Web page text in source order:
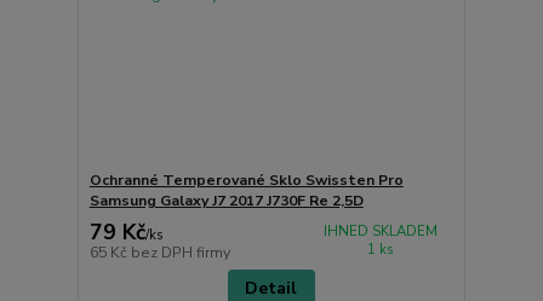
Ochranné Temperované Sklo Swissten Pro
Samsung Galaxy J7 2017 J730F Re 2,5D
79 Kč/ks
65 Kč bez DPH firmy
IHNED SKLADEM
1 ks
Detail